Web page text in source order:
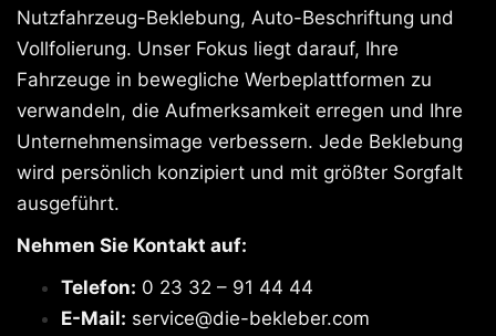
Nutzfahrzeug-Beklebung, Auto-Beschriftung und
Vollfolierung. Unser Fokus liegt darauf, Ihre
Fahrzeuge in bewegliche Werbeplattformen zu
verwandeln, die Aufmerksamkeit erregen und Ihre
Unternehmensimage verbessern. Jede Beklebung
wird persönlich konzipiert und mit größter Sorgfalt
ausgeführt.
Nehmen Sie Kontakt auf:
Telefon: 0 23 32 – 91 44 44
E-Mail: service@die-bekleber.com